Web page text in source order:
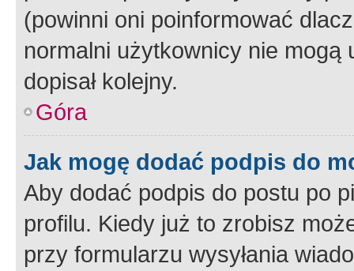
(powinni oni poinformować
normalni użytkownicy nie
dopisał kolejny.
Góra
Jak mogę dodać podpis do
Aby dodać podpis do postu po
profilu. Kiedy już to zrobisz
przy formularzu wysyłania